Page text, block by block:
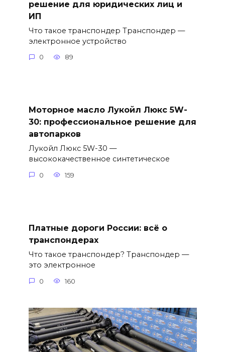
решение для юридических лиц и
ИП
Что такое транспондер Транспондер —
электронное устройство
0 89
Моторное масло Лукойл Люкс 5W-
30: профессиональное решение для
автопарков
Лукойл Люкс 5W-30 —
высококачественное синтетическое
0 159
Платные дороги России: всё о
транспондерах
Что такое транспондер? Транспондер —
это электронное
0 160